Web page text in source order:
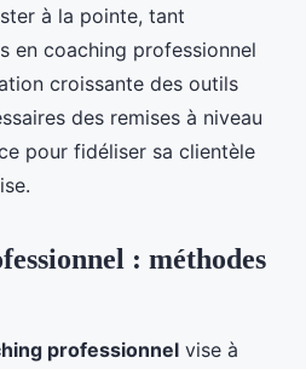
à la pointe, tant
en coaching professionnel
croissante des outils
des remises à niveau
pour fidéliser sa clientèle
: méthodes
professionnel vise à